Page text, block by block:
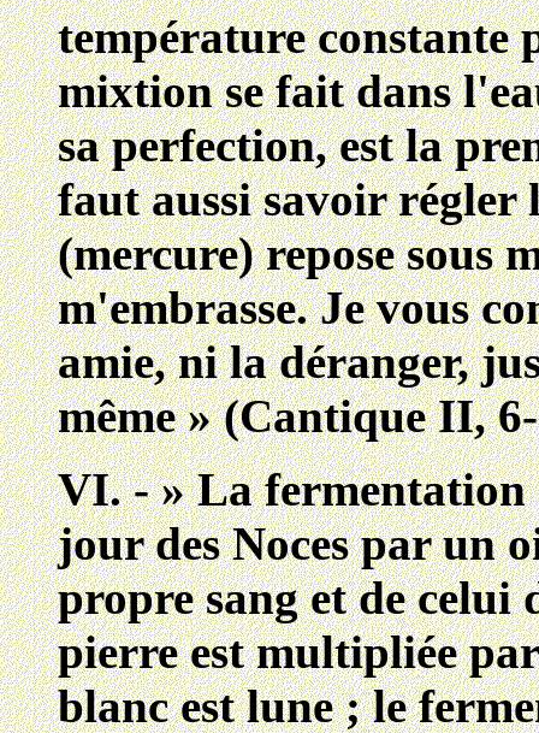
température constante
mixtion se fait dans
sa perfection, est la
faut aussi savoir régler
(mercure) repose sous
m'embrasse. Je vous
amie, ni la déranger,
même » (Cantique II,
VI. - » La fermentation
jour des Noces par un
propre sang et de celui
pierre est multipliée
blanc est lune ; le